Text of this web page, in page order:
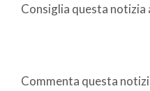
Consiglia questa notizia
Commenta questa